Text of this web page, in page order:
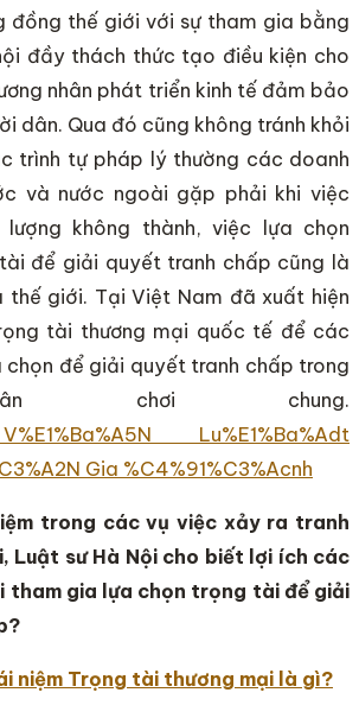
đồng thế giới với sự tham gia bằng
đầy thách thức tạo điều kiện cho
nhân phát triển kinh tế đảm bảo
dân. Qua đó cũng không tránh khỏi
trình tự pháp lý thường các doanh
và nước ngoài gặp phải khi việc
không thành, việc lựa chọn
để giải quyết tranh chấp cũng là
thế giới. Tại Việt Nam đã xuất hiện
tài thương mại quốc tế để các
chọn để giải quyết tranh chấp trong
chơi chung.
trong các vụ việc xảy ra tranh
Luật sư Hà Nội cho biết lợi ích các
tham gia lựa chọn trọng tài để giải
niệm Trọng tài thương mại là gì?